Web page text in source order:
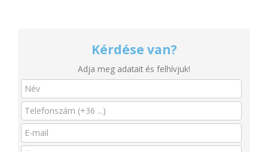
Kérdése van?
Adja meg adatait és felhívjuk!